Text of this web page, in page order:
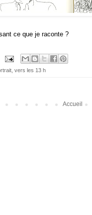
ce que je raconte ?
, vers les 13 h
Accueil